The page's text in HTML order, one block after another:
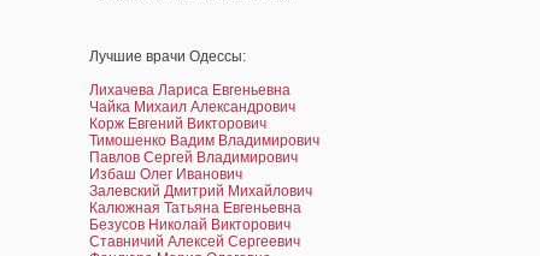
Лучшие врачи Одессы:
Лихачева Лариса Евгеньевна
Чайка Михаил Александрович
Корж Евгений Викторович
Тимошенко Вадим Владимирович
Павлов Сергей Владимирович
Избаш Олег Иванович
Залевский Дмитрий Михайлович
Калюжная Татьяна Евгеньевна
Безусов Николай Викторович
Ставничий Алексей Сергеевич